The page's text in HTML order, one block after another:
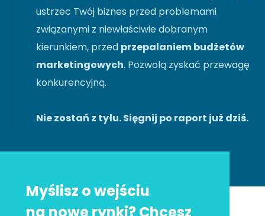
ustrzec Twój biznes przed problemami
związanymi z niewłaściwie dobranym
kierunkiem, przed przepalaniem budżetów
marketingowych. Pozwolą zyskać przewagę
konkurencyjną.
Nie zostań z tyłu. Sięgnij po raport już dziś.
Myślisz o wejściu
na nowe rynki? Chcesz